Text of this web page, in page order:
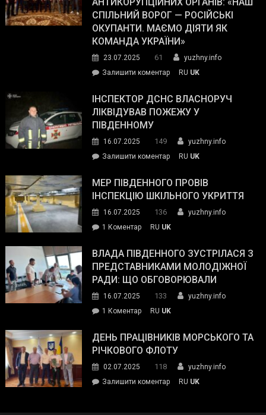
з
матеріального
резерву
гуманітарну
допомогу
СПІЛЬНИЙ ВОРОГ — РОСІЙСЬКІ
ОКУПАНТИ. МАЄМО ДІЯТИ ЯК
КОМАНДА УКРАЇНИ»
23.07.2025 61
yuzhny.info
Залишити коментарon
провів
нараду
силових
та
органів:
«Наш
спільний
окупанти.
Маємо
діяти
команда
RU UK
ІНСПЕКТОР ДСНС ВЛАСНОРУЧ
ЛІКВІДУВАВ ПОЖЕЖУ У
ПІВДЕННОМУ
16.07.2025 149
yuzhny.info
Залишити коментарon
ДСНС
власноруч
пожежу
у
RU UK
МЕР ПІВДЕННОГО ПРОВІВ
ІНСПЕКЦІЮ ШКІЛЬНОГО УКРИТТЯ
16.07.2025 136
yuzhny.info
1 Коментардо
Південного
провів
інспекцію
укриття
RU UK
ВЛАДА ПІВДЕННОГО ЗУСТРІЛАСЯ З
ПРЕДСТАВНИКАМИ МОЛОДІЖНОЇ
РАДИ: ЩО ОБГОВОРЮВАЛИ
16.07.2025 133
yuzhny.info
1 Коментардо
Південного
зустрілася
представниками
молодіжної
RU UK
ДЕНЬ ПРАЦІВНИКІВ МОРСЬКОГО ТА
РІЧКОВОГО ФЛОТУ
02.07.2025 118
yuzhny.info
Залишити коментарon
RU UK